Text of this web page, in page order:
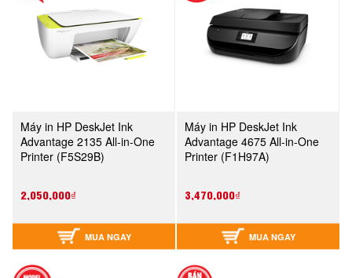
Máy in HP DeskJet Ink
Advantage 2135 All-in-One
Printer (F5S29B)
2,050,000₫
MUA NGAY
Máy in HP DeskJet Ink
Advantage 4675 All-in-One
Printer (F1H97A)
3,470,000₫
MUA NGAY